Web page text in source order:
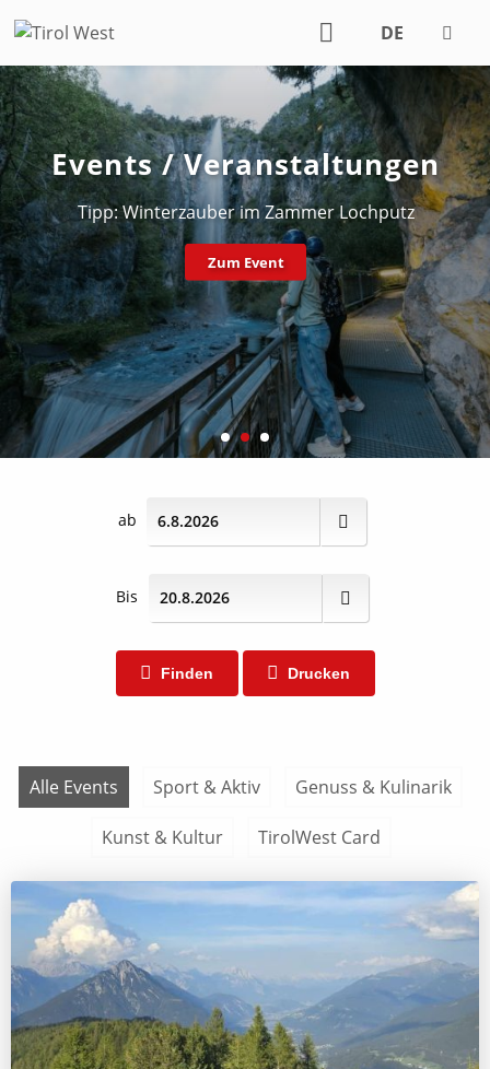
DE
Events / Veranstaltungen
Tipp: Winterzauber im Zammer Lochputz
Zum Event
ab
Bis
Finden Drucken
Alle Events Sport & Aktiv Genuss & Kulinarik
Kunst & Kultur TirolWest Card